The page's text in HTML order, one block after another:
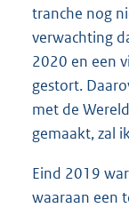
tranche nog
verwachting
2020 en een
gestort.
met de
gemaakt, zal
Eind 2019
waaraan een